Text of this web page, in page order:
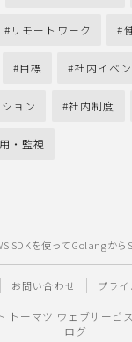
リモートワーク
目標 社内イベ
ョン 社内制度
・監視
SDKを使ってGolangから
お問い合わせ プラ
トーマツ ウェブサービ
ログ